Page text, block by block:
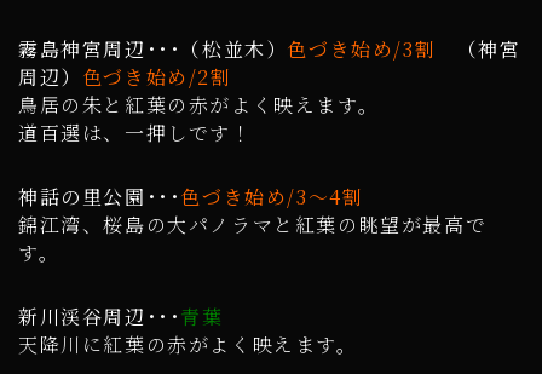
霧島神宮周辺･･･（松並木） 色づき始め/3割 （神宮
周辺） 色づき始め/2割
鳥居の朱と紅葉の赤がよく映えます。
道百選は、一押しです！
神話の里公園･･･色づき始め/3～4割
錦江湾、桜島の大パノラマと紅葉の眺望が最高で
す。
新川渓谷周辺･･･青葉
天降川に紅葉の赤がよく映えます。